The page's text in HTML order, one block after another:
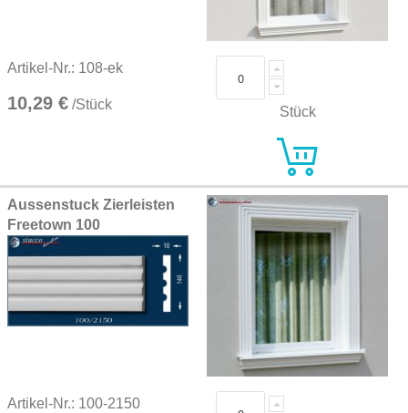
Artikel-Nr.: 108-ek
10,29 € /Stück Stück
Aussenstuck Zierleisten
Freetown 100
Artikel-Nr.: 100-2150